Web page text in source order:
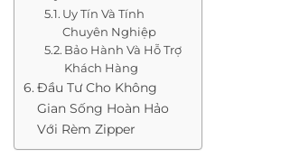
Uy Tín Và Tính
Chuyên Nghiệp
Bảo Hành Và Hỗ Trợ
Khách Hàng
Đầu Tư Cho Không
Gian Sống Hoàn Hảo
Với Rèm Zipper